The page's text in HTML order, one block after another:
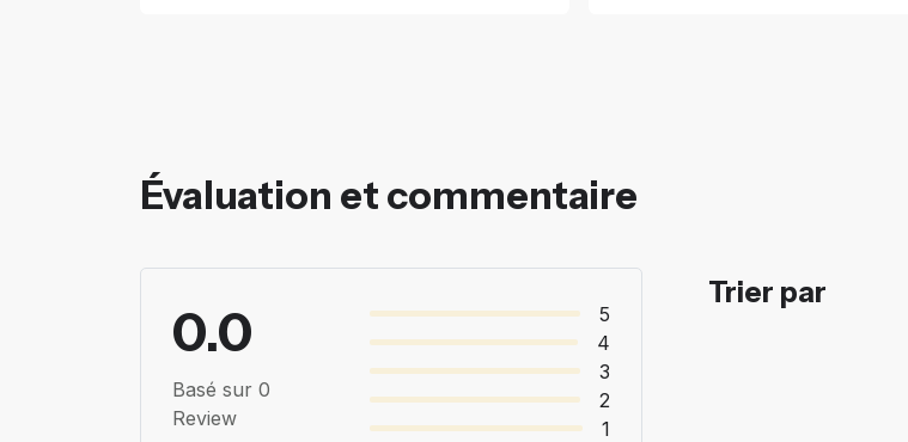
Évaluation et commentaire
0.0
Basé sur 0
Review
5
4
3
2
1
Trier par